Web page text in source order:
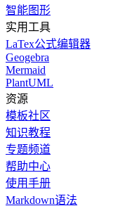
智能图形
实用工具
LaTex公式编辑器
Geogebra
Mermaid
PlantUML
资源
模板社区
知识教程
专题频道
帮助中心
使用手册
Markdown语法